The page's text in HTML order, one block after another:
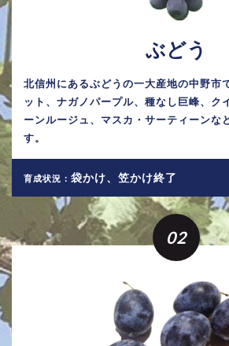
ぶどう
北信州にあるぶどうの一大産地の中野市
ット、ナガノパープル、種なし巨峰、ク
ーンルージュ、マスカ・サーティーンな
す。
育成状況： 袋かけ、笠かけ終了
02